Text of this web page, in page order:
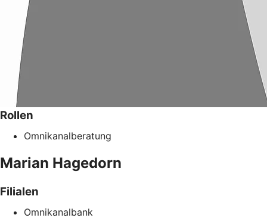
Rollen
Omnikanalberatung
Marian Hagedorn
Filialen
Omnikanalbank